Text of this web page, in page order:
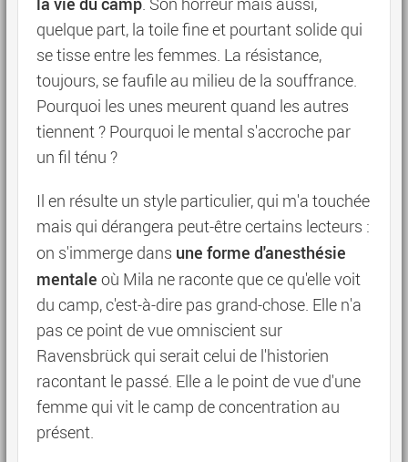
la vie du camp. Son horreur mais aussi,
quelque part, la toile fine et pourtant solide qui
se tisse entre les femmes. La résistance,
toujours, se faufile au milieu de la souffrance.
Pourquoi les unes meurent quand les autres
tiennent ? Pourquoi le mental s'accroche par
un fil ténu ?
Il en résulte un style particulier, qui m'a touchée
mais qui dérangera peut-être certains lecteurs :
on s'immerge dans une forme d'anesthésie
mentale où Mila ne raconte que ce qu'elle voit
du camp, c'est-à-dire pas grand-chose. Elle n'a
pas ce point de vue omniscient sur
Ravensbrück qui serait celui de l'historien
racontant le passé. Elle a le point de vue d'une
femme qui vit le camp de concentration au
présent.